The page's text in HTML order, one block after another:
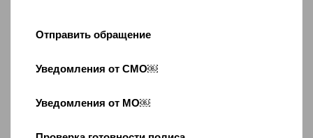
Отправить обращение
Уведомления от СМО￼
Уведомления от МО￼